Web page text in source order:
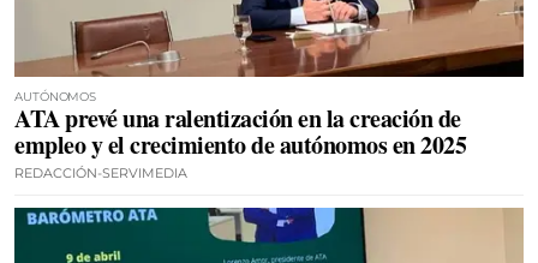
AUTÓNOMOS
ATA prevé una ralentización en la creación de
empleo y el crecimiento de autónomos en 2025
REDACCIÓN-SERVIMEDIA